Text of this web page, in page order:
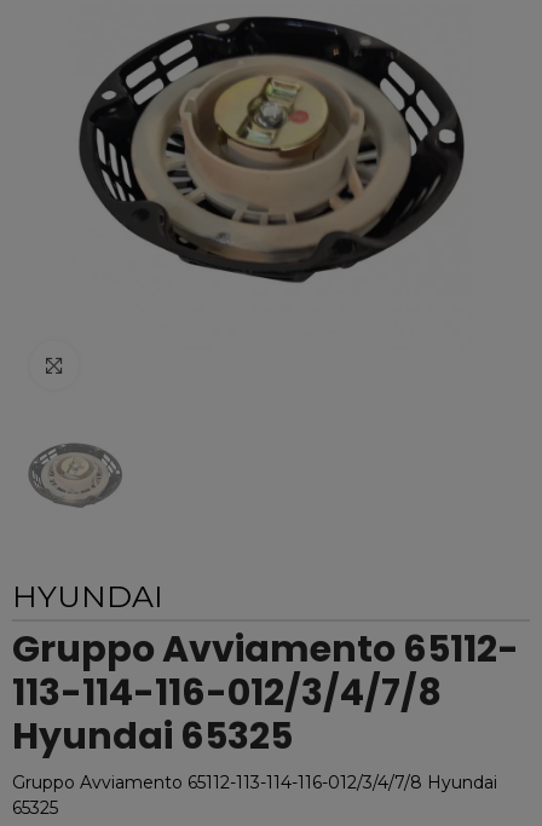
HYUNDAI
Gruppo Avviamento 65112-
113-114-116-012/3/4/7/8
Hyundai 65325
Gruppo Avviamento 65112-113-114-116-012/3/4/7/8 Hyundai
65325